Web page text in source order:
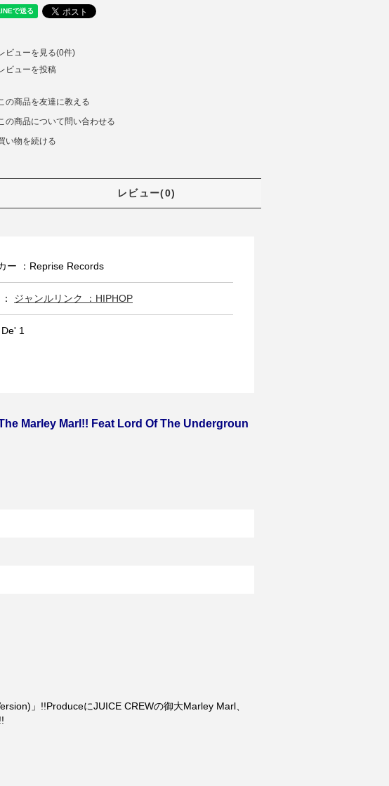
ビューを見る(0件)
ビューを投稿
の商品を友達に教える
の商品について問い合わせる
い物を続ける
レビュー(0)
ー ：Reprise Records
ジャンルリンク ：HIPHOP
1
Marley Marl!! Feat Lord Of The Undergroun
」!!ProduceにJUICE CREWの御大Marley Marl、